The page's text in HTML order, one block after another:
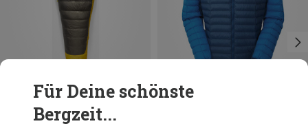
Du sparst bis 25%
Für Deine schönste
Bergzeit...